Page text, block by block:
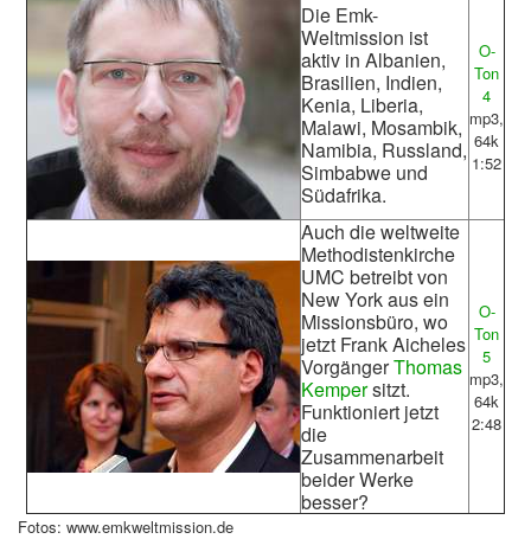
Die Emk-
Weltmission ist
aktiv in Albanien,
Brasilien, Indien,
Kenia, Liberia,
Malawi, Mosambik,
Namibia, Russland,
Simbabwe und
Südafrika.
O-
Ton
4
mp3,
64k
1:52
Auch die weltweite
Methodistenkirche
UMC betreibt von
New York aus ein
Missionsbüro, wo
jetzt Frank Aicheles
VorgängerThomas
Kempersitzt.
Funktioniert jetzt
die
Zusammenarbeit
beider Werke
besser?
O-
Ton
5
mp3,
64k
2:48
Fotos: www.emkweltmission.de